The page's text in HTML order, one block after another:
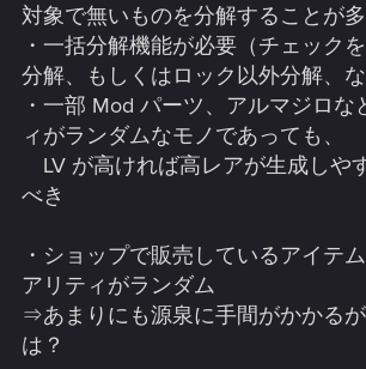
対象で無いものを分解することが
・一括分解機能が必要（チェック
分解、もしくはロック以外分解、な
・一部 Mod パーツ、アルマジロな
ィがランダムなモノであっても、
LV が高ければ高レアが生成しや
べき
・ショップで販売しているアイテ
アリティがランダム
⇒あまりにも源泉に手間がかかる
は？